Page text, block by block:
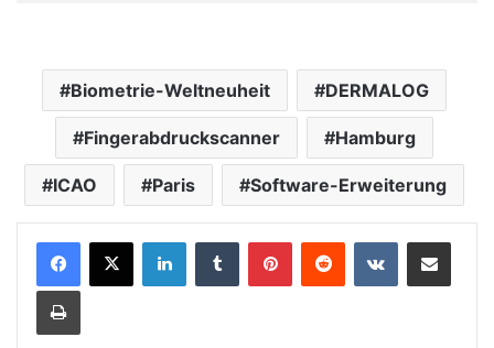
Biometrie-Weltneuheit DERMALOG
Fingerabdruckscanner Hamburg
ICAO Paris Software-Erweiterung